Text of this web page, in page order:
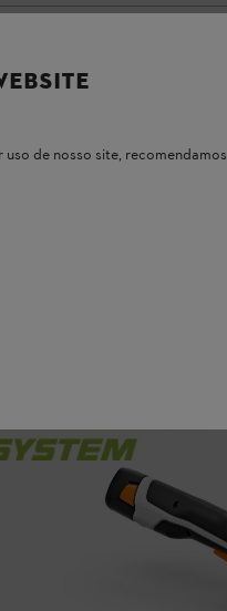
de nosso site, recomendamos